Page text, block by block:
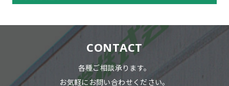
CONTACT
各種ご相談承ります。
お気軽にお問い合わせください。